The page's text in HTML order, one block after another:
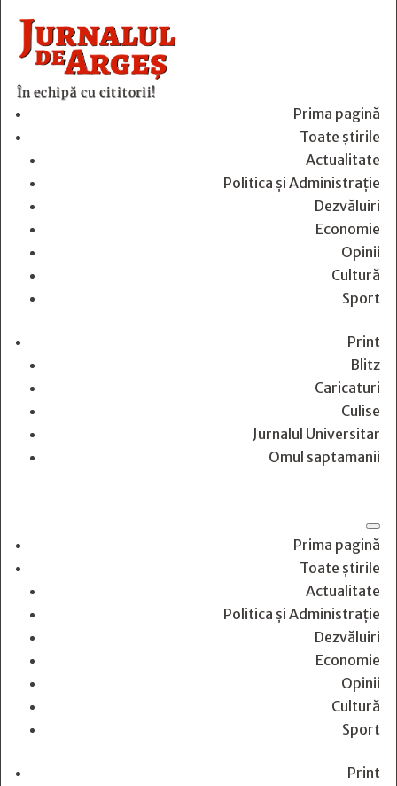
În echipă cu cititorii!
Prima pagină
Toate știrile
Actualitate
Politica și Administrație
Dezvăluiri
Economie
Opinii
Cultură
Sport
Print
Blitz
Caricaturi
Culise
Jurnalul Universitar
Omul saptamanii
Prima pagină
Toate știrile
Actualitate
Politica și Administrație
Dezvăluiri
Economie
Opinii
Cultură
Sport
Print